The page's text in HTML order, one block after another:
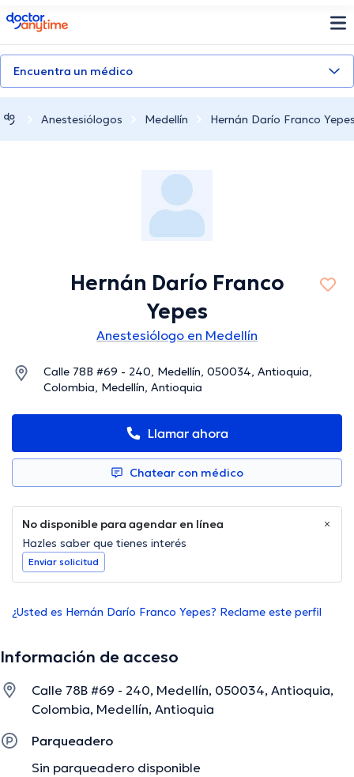
doctoranytime
Encuentra un médico
Anestesiólogos Medellín Hernán Darío Franco
Hernán Darío Franco
Yepes
Anestesiólogo en Medellín
Calle 78B #69 - 240, Medellín, 050034, Antioquia,
Colombia, Medellín, Antioquia
Llamar ahora
Chatear con médico
No disponible para agendar en línea
Hazles saber que tienes interés
Enviar solicitud
¿Usted es Hernán Darío Franco Yepes? Reclame este perfil
Información de acceso
Calle 78B #69 - 240, Medellín, 050034, Antioquia,
Colombia, Medellín, Antioquia
Parqueadero
Sin parqueadero disponible